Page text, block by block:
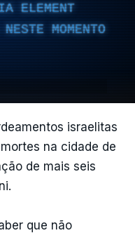
ELEMENT
MOMENTO
israelitas
na cidade de
de mais seis
que não